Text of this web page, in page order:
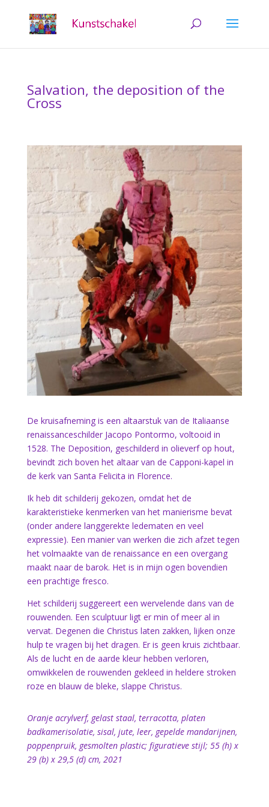
Salvation, the deposition of the
Cross
De kruisafneming is een altaarstuk van de Italiaanse
renaissanceschilder Jacopo Pontormo, voltooid in
1528. The Deposition, geschilderd in olieverf op hout,
bevindt zich boven het altaar van de Capponi-kapel in
de kerk van Santa Felicita in Florence.
Ik heb dit schilderij gekozen, omdat het de
karakteristieke kenmerken van het manierisme bevat
(onder andere langgerekte ledematen en veel
expressie). Een manier van werken die zich afzet tegen
het volmaakte van de renaissance en een overgang
maakt naar de barok. Het is in mijn ogen bovendien
een prachtige fresco.
Het schilderij suggereert een wervelende dans van de
rouwenden. Een sculptuur ligt er min of meer al in
vervat. Degenen die Christus laten zakken, lijken onze
hulp te vragen bij het dragen. Er is geen kruis zichtbaar.
Als de lucht en de aarde kleur hebben verloren,
omwikkelen de rouwenden gekleed in heldere stroken
roze en blauw de bleke, slappe Christus.
Oranje acrylverf, gelast staal, terracotta, platen
badkamerisolatie, sisal, jute, leer, gepelde mandarijnen,
poppenpruik, gesmolten plastic; figuratieve stijl; 55 (h) x
29 (b) x 29,5 (d) cm, 2021